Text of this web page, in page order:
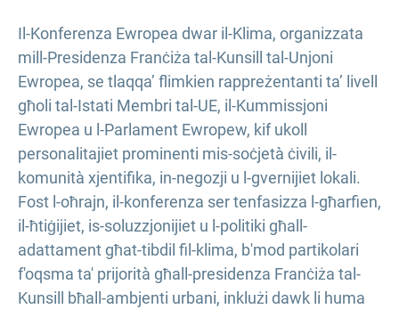
Il-Konferenza Ewropea dwar il-Klima, organizzata
mill-Presidenza Franċiża tal-Kunsill tal-Unjoni
Ewropea, se tlaqqa’ flimkien rappreżentanti ta’ livell
għoli tal-Istati Membri tal-UE, il-Kummissjoni
Ewropea u l-Parlament Ewropew, kif ukoll
personalitajiet prominenti mis-soċjetà ċivili, il-
komunità xjentifika, in-negozji u l-gvernijiet lokali.
Fost l-oħrajn, il-konferenza ser tenfasizza l-għarfien,
il-ħtiġijiet, is-soluzzjonijiet u l-politiki għall-
adattament għat-tibdil fil-klima, b'mod partikolari
f'oqsma ta' prijorità għall-presidenza Franċiża tal-
Kunsill bħall-ambjenti urbani, inklużi dawk li huma